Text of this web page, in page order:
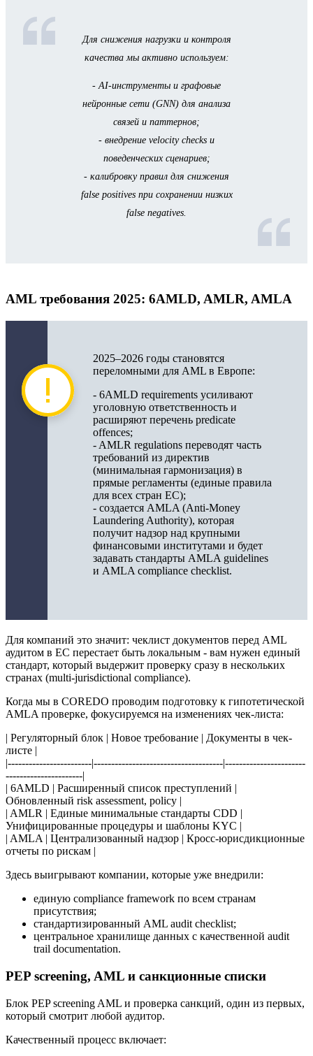
Для снижения нагрузки и контроля
качества мы активно используем:
- AI-инструменты и графовые
нейронные сети (GNN) для анализа
связей и паттернов;
- внедрение velocity checks и
поведенческих сценариев;
- калибровку правил для снижения
false positives при сохранении низких
false negatives.
AML требования 2025: 6AMLD, AMLR, AMLA
2025–2026 годы становятся
переломными для AML в Европе:
- 6AMLD requirements усиливают
уголовную ответственность и
расширяют перечень predicate
offences;
- AMLR regulations переводят часть
требований из директив
(минимальная гармонизация) в
прямые регламенты (единые правила
для всех стран ЕС);
- создается AMLA (Anti-Money
Laundering Authority), которая
получит надзор над крупными
финансовыми институтами и будет
задавать стандарты AMLA guidelines
и AMLA compliance checklist.
Для компаний это значит: чеклист документов перед AML
аудитом в ЕС перестает быть локальным - вам нужен единый
стандарт, который выдержит проверку сразу в нескольких
странах (multi-jurisdictional compliance).
Когда мы в COREDO проводим подготовку к гипотетической
AMLA проверке, фокусируемся на изменениях чек-листа:
| Регуляторный блок | Новое требование | Документы в чек-
листе |
|------------------------|-------------------------------------|-----------------------
----------------------|
| 6AMLD | Расширенный список преступлений |
Обновленный risk assessment, policy |
| AMLR | Единые минимальные стандарты CDD |
Унифицированные процедуры и шаблоны KYC |
| AMLA | Централизованный надзор | Кросс-юрисдикционные
отчеты по рискам |
Здесь выигрывают компании, которые уже внедрили:
единую compliance framework по всем странам
присутствия;
стандартизированный AML audit checklist;
центральное хранилище данных с качественной audit
trail documentation.
PEP screening, AML и санкционные списки
Блок PEP screening AML и проверка санкций, один из первых,
который смотрит любой аудитор.
Качественный процесс включает: